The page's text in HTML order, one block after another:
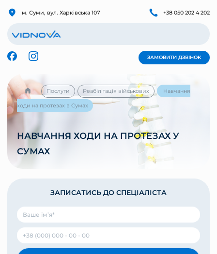
м. Суми, вул. Харківська 107 +38 050 202 4 202
ЗАМОВИТИ ДЗВІНОК
Послуги Реабілітація військових Навчання
ходи на протезах в Сумах
НАВЧАННЯ ХОДИ НА ПРОТЕЗАХ У
СУМАХ
ЗАПИСАТИСЬ ДО СПЕЦІАЛІСТА